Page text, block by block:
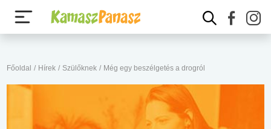
Főoldal / Hírek / Szülőknek / Még egy beszélgetés a drogról